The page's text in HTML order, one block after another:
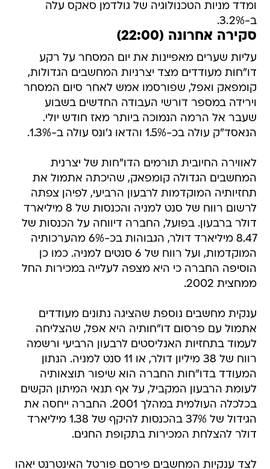
ומדד מניות הטכנולוגיה של גולדמן סאקס עלה
ב-3.2%.
סקירה אחרונה (22:00)
עליות שערים מאפיינות את יום המסחר על רקע
דו"חות מעודדים מצד יצרניות המחשבים הגדולות,
קומפאק ואפל, שפורסמו אמש לאחר סיום המסחר
וירידה במספר דורשי העבודה החדשים בשבוע
שעבר אל הרמה הנמוכה ביותר מאז חודש יולי.
הנאסד"ק עולה בכ-1.5% והדאו ג'ונס עולה ב-1.3%.
לאווירה החיובית תורמים הדו"חות של יצרנית
המחשבים הגדולה קומפאק, שהיכתה אתמול את
תחזיותיה המוקדמות לרבעון הרביעי, לפיהן צפתה
לרשום רווח של סנט למניה והכנסות של 8 מיליארד
דולר ברבעון. בפועל, החברה דיווחה על הכנסות של
8.47 מיליארד דולר, הגבוהות בכ-6% מהערכותיה
המוקדמות, ועל רווח של 6 סנטים למניה. כמו כן
הוסיפה החברה כי היא מצפה לעלייה במכירות החל
ממחצית 2002.
ענקית מחשבים נוספת שהציגה נתונים מעודדים
אתמול עם פרסום דו"חותיה היא אפל, שהצליחה
לעמוד בתחזיות האנליסטים לרבעון הרביעי ורשמה
רווח של 38 מיליון דולר, או 11 סנט למניה. הנתון
המעודד בדו"חות החברה הוא שיפור תוצאותיה
לעומת הרבעון המקביל, על אף תנאי המיתון הקשים
בכלכלה העולמית במהלך 2001. החברה ייחסה את
הגידול של 37% בהכנסות להיקף של 1.38 מיליארד
דולר להצלחת המכירות בתקופת החגים.
לצד ענקיות המחשבים פירסם פורטל האינטרנט יאהו